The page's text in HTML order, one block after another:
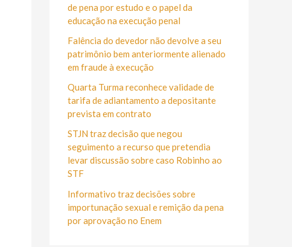
a
r
p
o
r
:
de pena por estudo e o papel da
educação na execução penal
Falência do devedor não devolve a seu
patrimônio bem anteriormente alienado
em fraude à execução
Quarta Turma reconhece validade de
tarifa de adiantamento a depositante
prevista em contrato
STJN traz decisão que negou
seguimento a recurso que pretendia
levar discussão sobre caso Robinho ao
STF
Informativo traz decisões sobre
importunação sexual e remição da pena
por aprovação no Enem